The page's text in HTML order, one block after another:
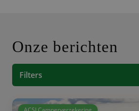
Onze berichten
Filters